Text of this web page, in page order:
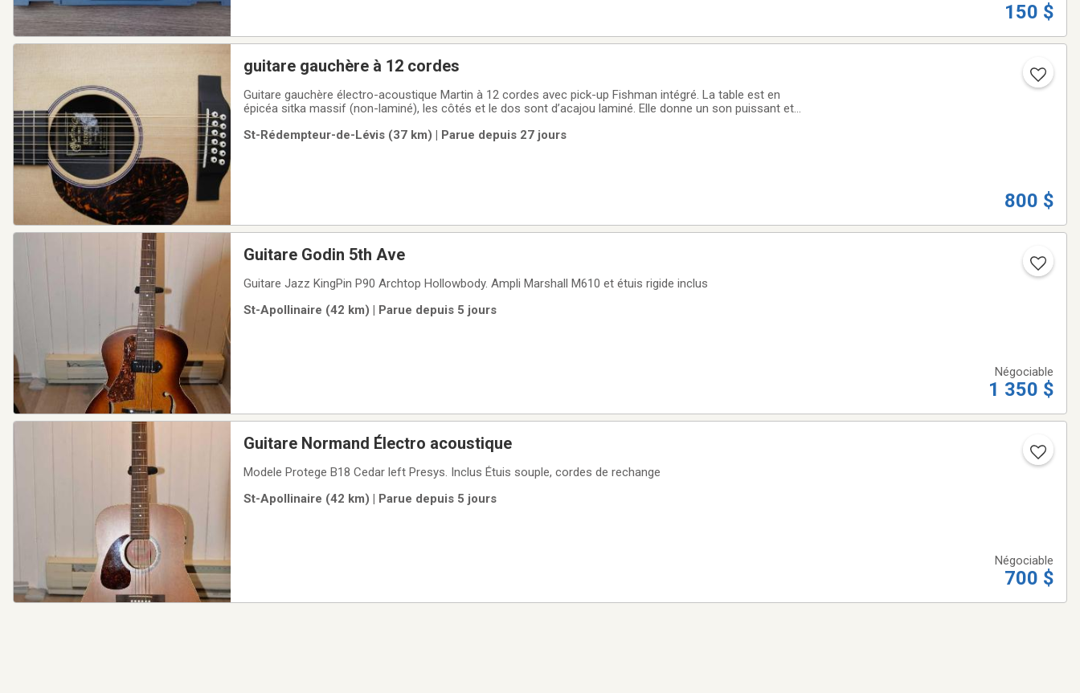
150 $
guitare gauchère à 12 cordes
Guitare gauchère électro-acoustique Martin à 12 cordes avec pick-up Fishman intégré. La table est en
épicéa sitka massif (non-laminé), les côtés et le dos sont d’acajou laminé. Elle donne un son puissant et
indice d’usure, elle paraît neuve, un
St-Rédempteur-de-Lévis (37 km) | Parue depuis 27 jours
800 $
Guitare Godin 5th Ave
Guitare Jazz KingPin P90 Archtop Hollowbody. Ampli Marshall M610 et étuis rigide inclus
St-Apollinaire (42 km) | Parue depuis 5 jours
Négociable
1 350 $
Guitare Normand Électro acoustique
Modele Protege B18 Cedar left Presys. Inclus Étuis souple, cordes de rechange
St-Apollinaire (42 km) | Parue depuis 5 jours
Négociable
700 $